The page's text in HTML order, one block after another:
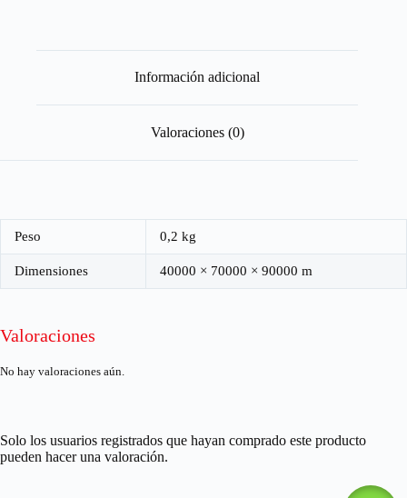
Información adicional
Valoraciones (0)
Peso 0,2 kg
Dimensiones 40000 × 70000 × 90000 m
Valoraciones
No hay valoraciones aún.
Solo los usuarios registrados que hayan comprado este producto
pueden hacer una valoración.